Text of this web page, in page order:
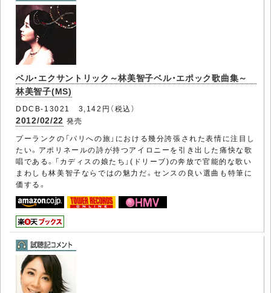
ベル・エクサントリック～林美智子ベル・エポック歌曲集～
林美智子(MS)
DDCB-13021 3,142円（税込）
2012/02/22 発売
プーランクの「パリへの旅」における幾分誇張された表情に注目し
たい。アポリネールの詩が持つアイロニーを引き出した痛快な歌
唱である。「カディスの娘たち」(ドリーブ)の奔放で官能的な歌い
まわしも林美智子ならではの魅力だ。センスの良い選曲も特筆に
価する。